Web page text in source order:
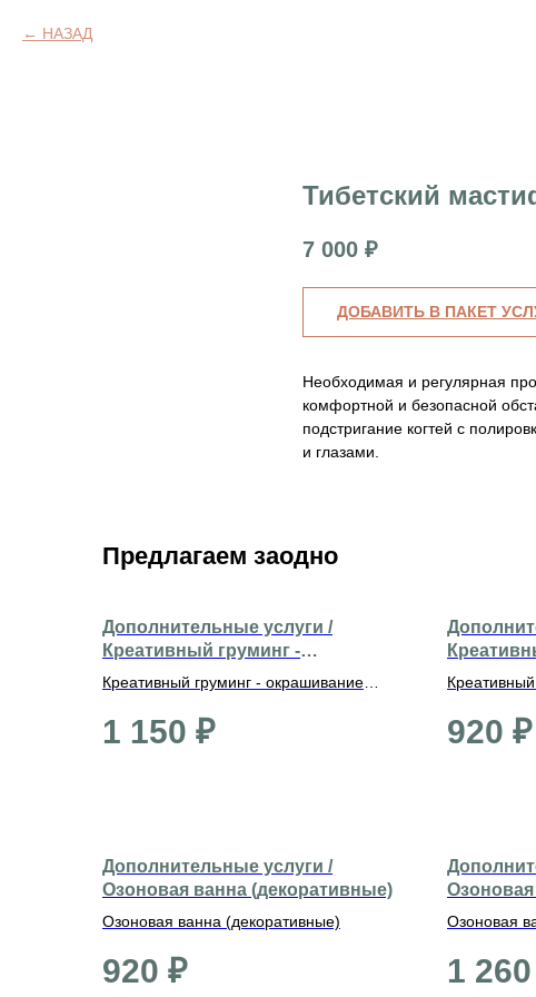
НАЗАД
Тибетский
7 000 ₽
ДОБАВИТЬ В ПАКЕТ
Необходимая и регулярная
комфортной и безопасной
подстригание когтей с
и глазами.
Предлагаем заодно
Дополнительные услуги /
Креативный груминг -
окрашивание ушей
Креативный груминг - окрашивание
1 150 ₽ 920 ₽
Дополнительные услуги /
Озоновая ванна (декоративные)
Озоновая ванна (декоративные)
920 ₽
Озоновая
1 260